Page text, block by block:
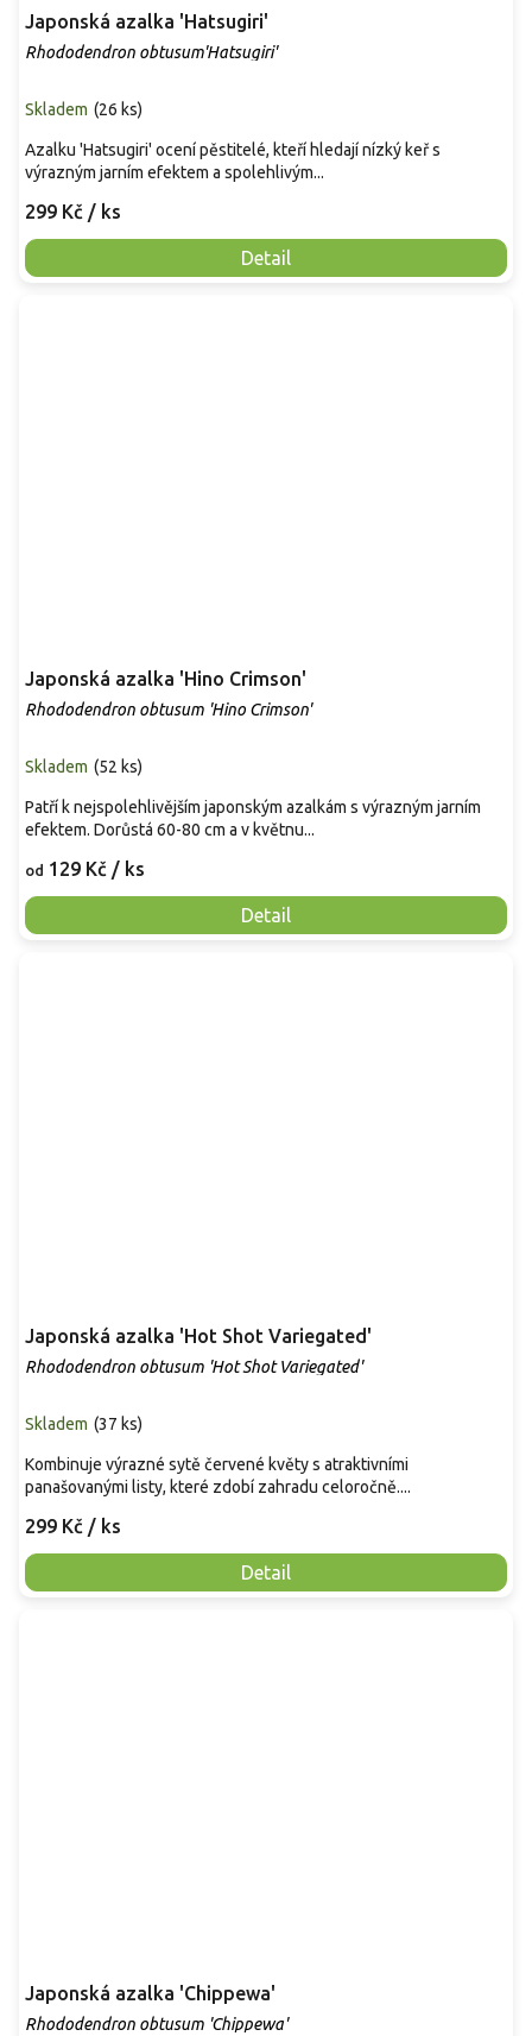
Japonská azalka 'Hatsugiri'
Rhododendron obtusum'Hatsugiri'
Skladem (26 ks)
299 Kč / ks
Detail
Azalku 'Hatsugiri' ocení pěstitelé, kteří hledají nízký keř s
výrazným jarním efektem a spolehlivým...
Japonská azalka 'Hino Crimson'
Rhododendron obtusum 'Hino Crimson'
Skladem (52 ks)
od 129 Kč / ks
Detail
Patří k nejspolehlivějším japonským azalkám s výrazným jarním
efektem. Dorůstá 60-80 cm a v květnu...
Japonská azalka 'Hot Shot Variegated'
Rhododendron obtusum 'Hot Shot Variegated'
Skladem (37 ks)
299 Kč / ks
Detail
Kombinuje výrazné sytě červené květy s atraktivními
panašovanými listy, které zdobí zahradu celoročně....
Japonská azalka 'Chippewa'
Rhododendron obtusum 'Chippewa'